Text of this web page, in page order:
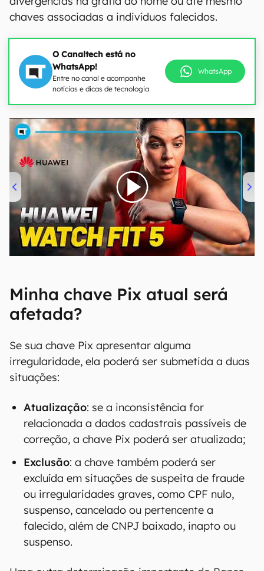
chaves associadas a indivíduos falecidos.
O Canaltech está no
WhatsApp!
Entre no canal e acompanhe
notícias e dicas de tecnologia
WhatsApp
00:00/04:51
Minha chave Pix atual será
afetada?
Se sua chave Pix apresentar alguma
irregularidade, ela poderá ser submetida a duas
situações:
Atualização: se a inconsistência for
relacionada a dados cadastrais passíveis de
correção, a chave Pix poderá ser atualizada;
Exclusão: a chave também poderá ser
excluída em situações de suspeita de fraude
ou irregularidades graves, como CPF nulo,
suspenso, cancelado ou pertencente a
falecido, além de CNPJ baixado, inapto ou
suspenso.